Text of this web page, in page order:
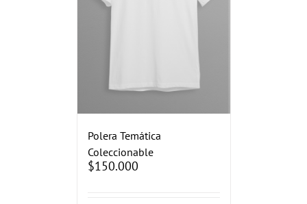
Polera Temática
Coleccionable
$150.000